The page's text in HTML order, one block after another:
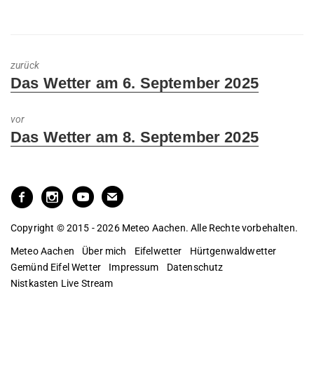
zurück
Previous
Das Wetter am 6. September 2025
vor
Next
Das Wetter am 8. September 2025
Copyright © 2015 - 2026 Meteo Aachen. Alle Rechte vorbehalten.
Meteo Aachen Über mich Eifelwetter
Hürtgenwaldwetter
Gemünd Eifel Wetter
Impressum
Datenschutz
Nistkasten Live Stream